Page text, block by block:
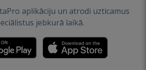
aplikāciju un atrodi uzticamus
jebkurā laikā.